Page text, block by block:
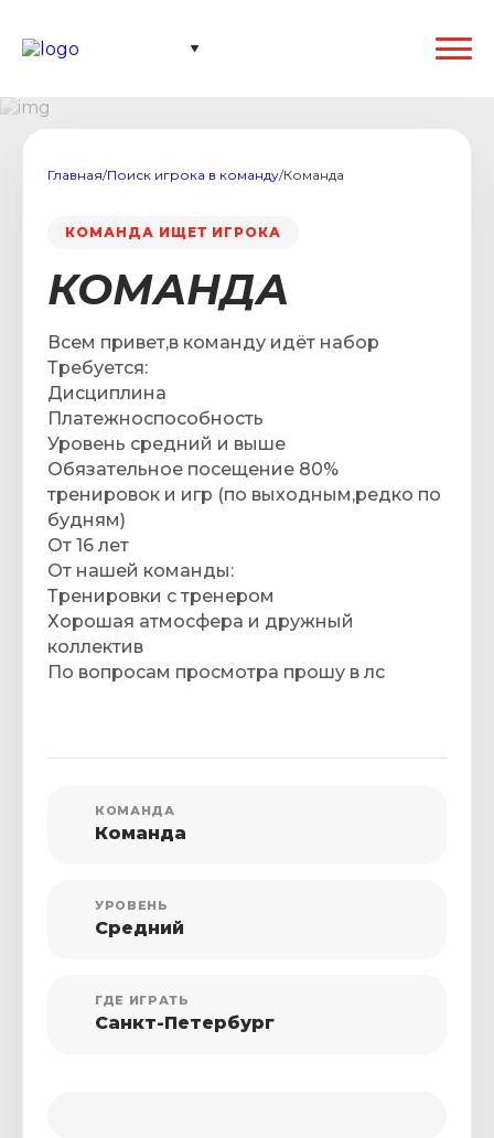
Главная/Поиск игрока в команду/Команда
КОМАНДА ИЩЕТ ИГРОКА
КОМАНДА
Всем привет,в команду идёт набор
Требуется:
Дисциплина
Платежноспособность
Уровень средний и выше
Обязательное посещение 80%
тренировок и игр (по выходным,редко по
будням)
От 16 лет
От нашей команды:
Тренировки с тренером
Хорошая атмосфера и дружный
коллектив
По вопросам просмотра прошу в лс
КОМАНДА
Команда
УРОВЕНЬ
Средний
ГДЕ ИГРАТЬ
Санкт-Петербург